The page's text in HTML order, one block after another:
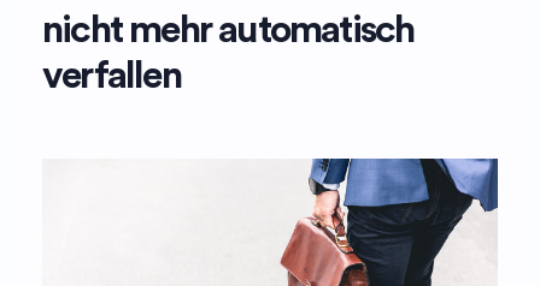
nicht mehr automatisch
verfallen